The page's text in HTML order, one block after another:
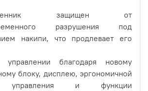
защищен от
разрушения под
накипи, что продлевает его
благодаря новому
блоку, дисплею, эргономичной
управления и функции